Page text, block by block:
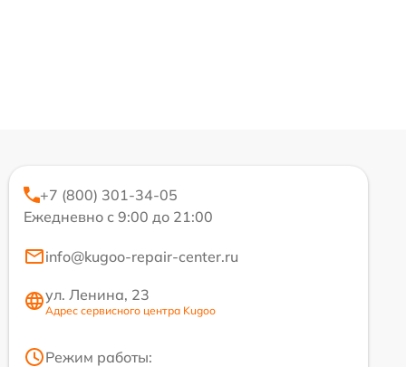
+7 (800) 301-34-05
Ежедневно с 9:00 до 21:00
info@kugoo-repair-center.ru
ул. Ленина, 23
Адрес сервисного центра Kugoo
Режим работы: